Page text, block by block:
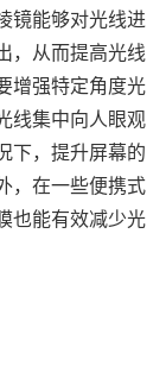
镜能够对光线进
，从而提高光线
增强特定角度光
线集中向人眼观
下，提升屏幕的
，在一些便携式
也能有效减少光